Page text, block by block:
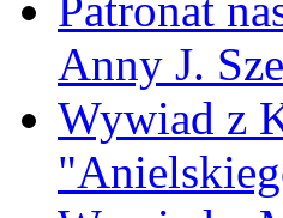
Patronat
Anny J.
Wywiad z